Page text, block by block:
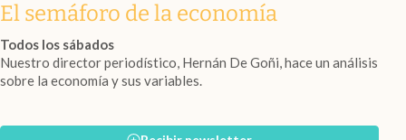
El semáforo de la economía
Todos los sábados
Nuestro director periodístico, Hernán De Goñi, hace un análisis
sobre la economía y sus variables.